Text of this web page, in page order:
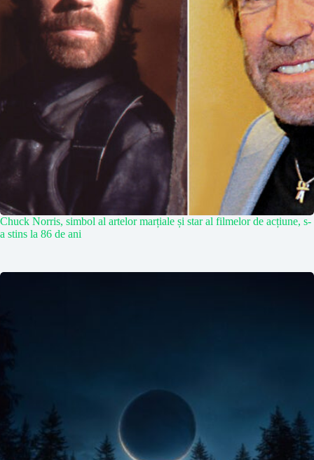
Chuck Norris, simbol al artelor marțiale și star al filmelor de acțiune, s-
a stins la 86 de ani